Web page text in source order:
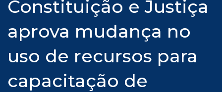
Constituição e Justiça
aprova mudança no
uso de recursos para
capacitação de